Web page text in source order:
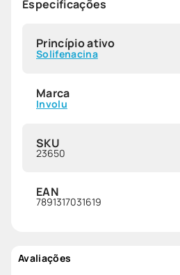
Especificações
Princípio ativo
Solifenacina
Marca
Involu
SKU
23650
EAN
7891317031619
Avaliações